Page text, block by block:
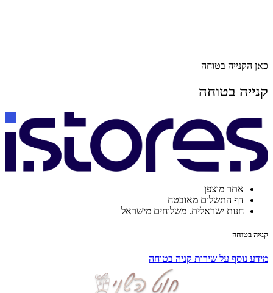
כאן הקנייה בטוחה
קנייה בטוחה
אתר מוצפן
דף התשלום מאובטח
חנות ישראלית. משלוחים מישראל
קנייה בטוחה
מידע נוסף על שירות קניה בטוחה